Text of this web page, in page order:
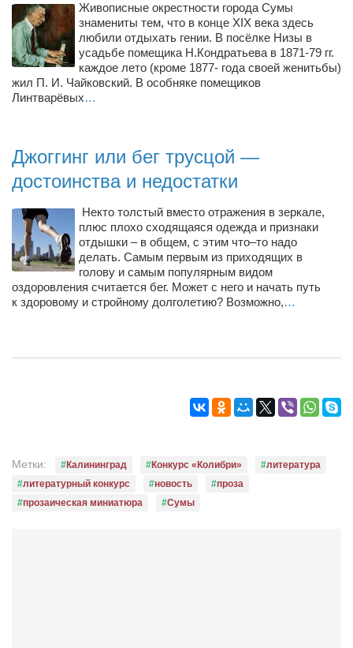
Александр Гвоздик
Александр Кугук
Музыканты
Евгений Касьяненко
Денис Федченко
Звукорежиссёры
Guitarproduction Studio
Писатели
Режиссёры
Ирина Проценко
Александр Садовский
Живописные окрестности города Сумы
знамениты тем, что в конце XIX века здесь
любили отдыхать гении. В посёлке Низы в
усадьбе помещика Н.Кондратьева в 1871-79 гг.
каждое лето (кроме 1877- года своей женитьбы)
жил П. И. Чайковский. В особняке помещиков
Линтварёвых…
Джоггинг или бег трусцой —
достоинства и недостатки
Некто толстый вместо отражения в зеркале,
плюс плохо сходящаяся одежда и признаки
отдышки – в общем, с этим что–то надо
делать. Самым первым из приходящих в
голову и самым популярным видом
оздоровления считается бег. Может с него и начать путь
к здоровому и стройному долголетию? Возможно,…
Метки: Калининград Конкурс «Колибри»
литература
литературный конкурс
новость
проза
прозаическая миниатюра
Сумы